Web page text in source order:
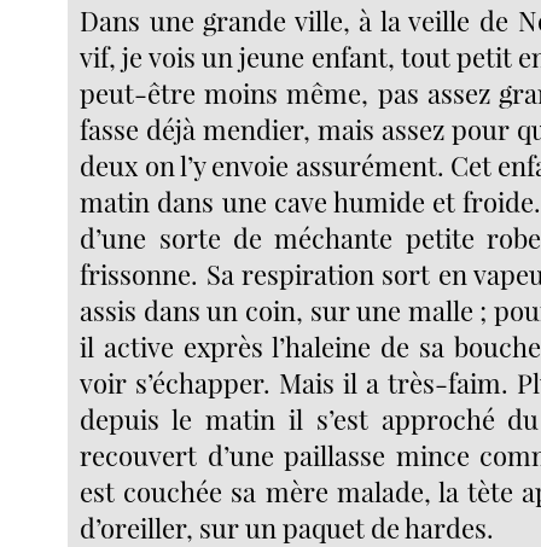
Dans une grande ville, à la veille de
vif, je vois un jeune enfant, tout petit
peut-être moins même, pas assez
fasse déjà mendier, mais assez pour
deux on l’y envoie assurément. Cet
matin dans une cave humide et
d’une sorte de méchante petite
frissonne. Sa respiration sort en
assis dans un coin, sur une malle ;
il active exprès l’haleine de sa
voir s’échapper. Mais il a très-faim.
depuis le matin il s’est approché
recouvert d’une paillasse mince
est couchée sa mère malade, la tète
d’oreiller, sur un paquet de hardes.